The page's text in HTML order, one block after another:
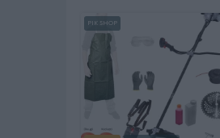
Kontakt: 065/883-888
Dostava brzom
Robu dobijate na
Plaćanje gotovinski ili
www.masineialati.ba
PIK SHOP